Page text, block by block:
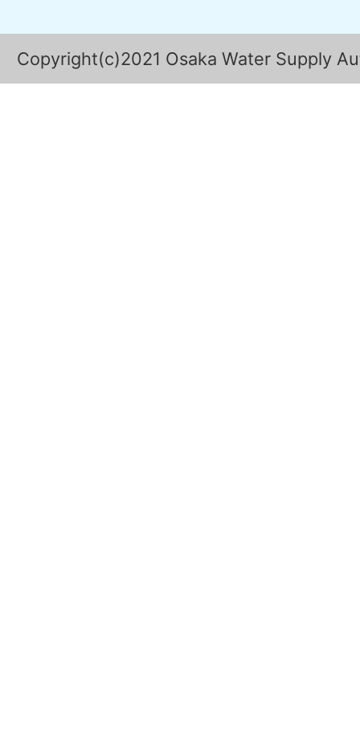
Copyright(c)2021 Osaka Water Supply